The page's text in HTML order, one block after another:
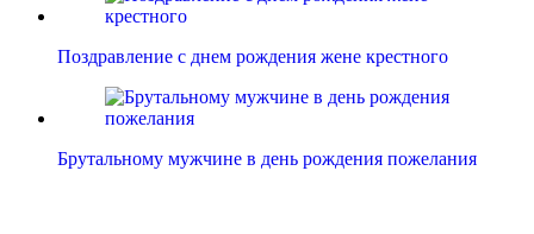
Поздравление с днем рождения жене крестного
Брутальному мужчине в день рождения пожелания